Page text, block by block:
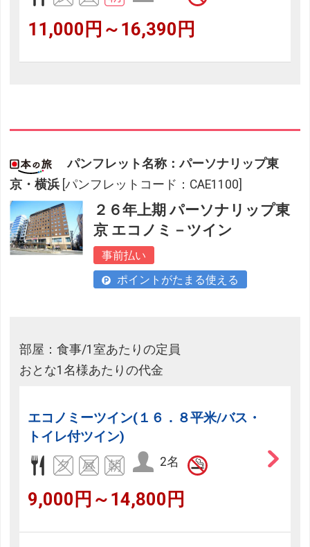
11,000円～16,390円
パンフレット名称：パーソナリップ東
京・横浜 [パンフレットコード：CAE1100]
２６年上期 パーソナリップ東
京 エコノミ－ツイン
事前払い
ポイントがたまる使える
部屋：食事/1室あたりの定員
おとな1名様あたりの代金
エコノミーツイン(１６．８平米/バス・
トイレ付ツイン)
2名
9,000円～14,800円